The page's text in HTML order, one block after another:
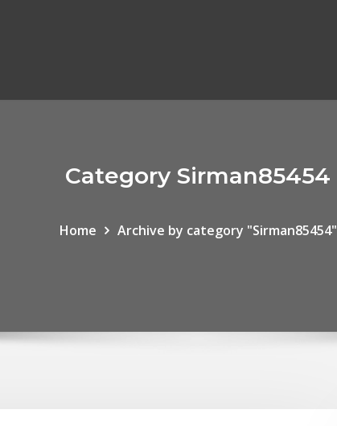
Category Sirman85454
Home Archive by category "Sirman85454"